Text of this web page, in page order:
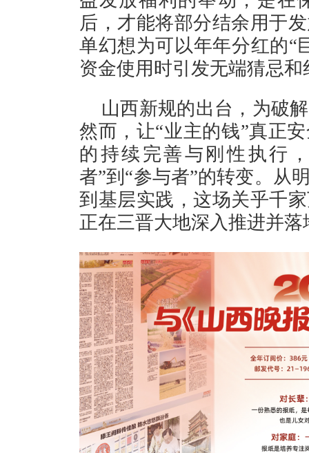
后，才能将部分结余用于
单幻想为可以年年分红的“
资金使用时引发无端猜
山西新规的出台，为破
然而，让“业主的钱”真正
的持续完善与刚性执行
者”到“参与者”的转变。从
到基层实践，这场关乎千
正在三晋大地深入推进并